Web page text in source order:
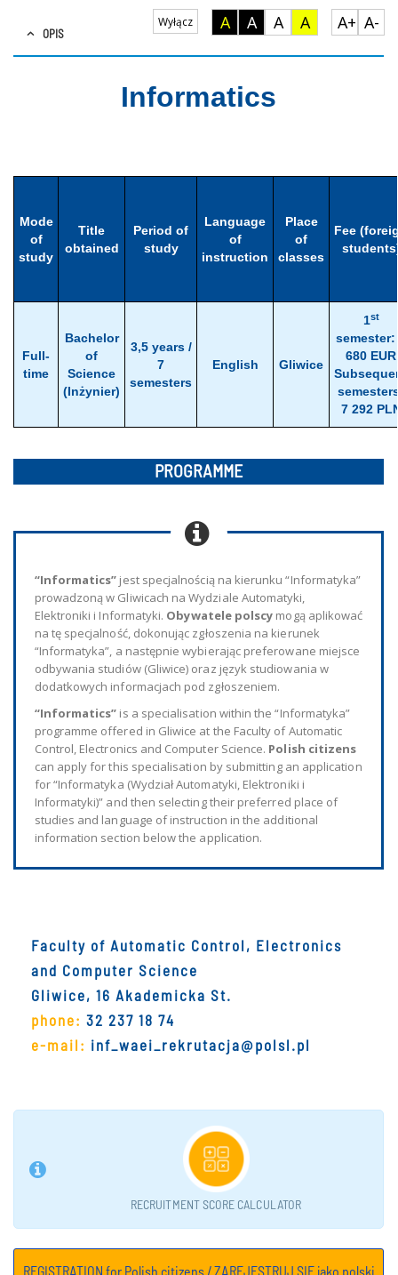
A-
A+
A
A
A
A
Wyłącz
OPIS
Informatics
Mode
of
study
Title
obtained
Period of
study
Language
of
instruction
Place
of
classes
Fee
Full-
time
Bachelor
of
Science
(Inżynier)
3,5 years /
7
semesters
English Gliwice
1st
semester:
680 EUR
7 292
PROGRAMME
“Informatics” jest specjalnością na kierunku “Informatyka”
prowadzoną w Gliwicach na Wydziale Automatyki,
Elektroniki i Informatyki. Obywatele polscy mogą aplikować
na tę specjalność, dokonując zgłoszenia na kierunek
“Informatyka”, a następnie wybierając preferowane miejsce
odbywania studiów (Gliwice) oraz język studiowania w
dodatkowych informacjach pod zgłoszeniem.
“Informatics” is a specialisation within the “Informatyka”
programme offered in Gliwice at the Faculty of Automatic
Control, Electronics and Computer Science. Polish citizens
can apply for this specialisation by submitting an application
for “Informatyka (Wydział Automatyki, Elektroniki i
Informatyki)” and then selecting their preferred place of
studies and language of instruction in the additional
information section below the application.
Faculty of Automatic Control, Electronics
and Computer Science
Gliwice, 16 Akademicka St.
phone: 32 237 18 74
e-mail: inf_waei_rekrutacja@polsl.pl
RECRUITMENT SCORE CALCULATOR
REGISTRATION for Polish citizens / ZAREJESTRUJ SIĘ jako polski